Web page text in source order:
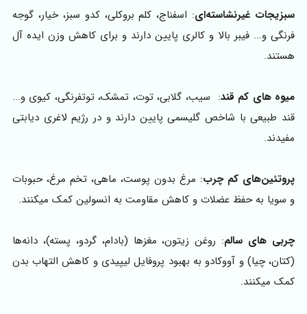
سبزیجات غیرنشاسته‌ای: اسفناج، کلم بروکلی، کدو سبز، خیار، گوجه
فرنگی و... فیبر بالا و کالری پایین دارند و برای کاهش وزن ایده آل
هستند.
میوه های کم قند: سیب، گلابی، توت‌، تمشک، توتفرنگی، کیوی و...
قند طبیعی با شاخص گلیسمی پایین دارند و در رژیم لاغری دیابتی
مفیدند.
پروتئین‌های کم چرب: مرغ بدون پوست، ماهی، تخم مرغ، حبوبات
و سویا به حفظ عضلات و کاهش مقاومت به انسولین کمک میکنند.
چربی های سالم: روغن زیتون، مغزها (بادام، گردو، پسته)، دانه‌ها
(کتان، چیا) و آووکادو به بهبود پروفایل لیپیدی و کاهش التهاب بدن
کمک میکنند.